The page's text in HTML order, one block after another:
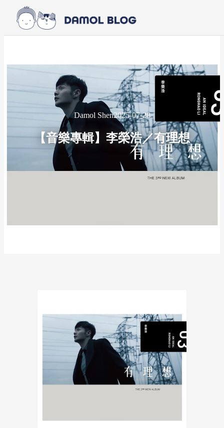
Skip to main content
Damol Shen2025-07-28
【音樂專輯】李榮浩／有理想